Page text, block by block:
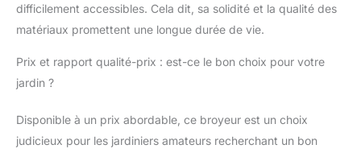
une protection
supplémentaire. Pour
le bac de récupération
sécurité qui coupe
l’alimentation électrique
difficilement accessibles. Cela dit, sa solidité et la qualité des
matériaux promettent une longue durée de vie.
Prix et rapport qualité-prix : est-ce le bon choix pour votre
jardin ?
Disponible à un prix abordable, ce broyeur est un choix
judicieux pour les jardiniers amateurs recherchant un bon